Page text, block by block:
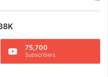
75,700
Subscribers